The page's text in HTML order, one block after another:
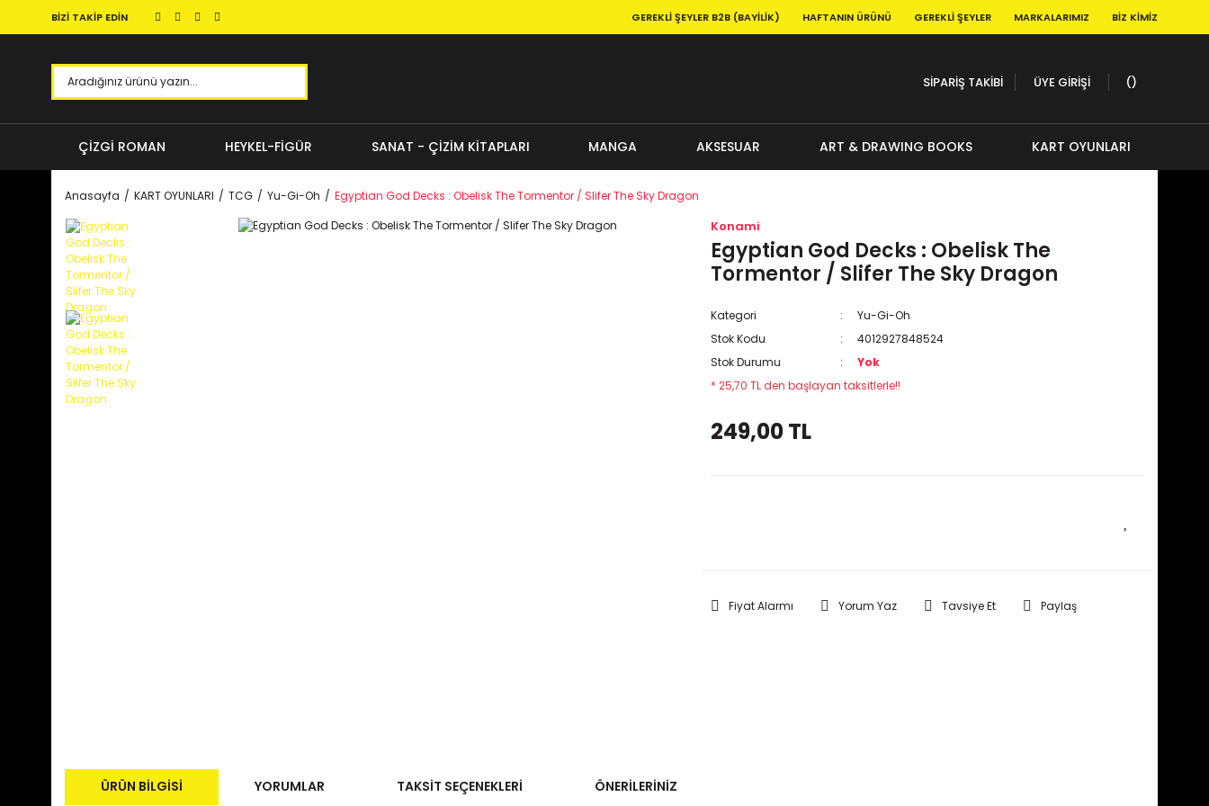
BİZİ TAKİP EDİN GEREKLI ŞEYLER B2B (BAYILIK) HAFTANIN ÜRÜNÜ GEREKLI ŞEYLER MARKALARIMIZ BIZ KIMIZ
SİPARİŞ TAKİBİ ÜYE GİRİŞİ
ÇİZGİ ROMAN HEYKEL-FİGÜR SANAT - ÇİZİM KİTAPLARI MANGA AKSESUAR ART & DRAWING BOOKS KART OYUNLARI
Anasayfa KART OYUNLARI TCG Yu-Gi-Oh Egyptian God Decks : Obelisk The Tormentor / Slifer The Sky Dragon
Konami
Egyptian God Decks : Obelisk The
Tormentor / Slifer The Sky Dragon
Kategori
Yu-Gi-Oh
Stok Kodu
4012927848524
Stok Durumu
Yok
* 25,70 TL den başlayan taksitlerle!!
249,00 TL
Fiyat Alarmı Yorum Yaz Tavsiye Et Paylaş
ÜRÜN BILGISI YORUMLAR TAKSIT SEÇENEKLERI ÖNERILERINIZ